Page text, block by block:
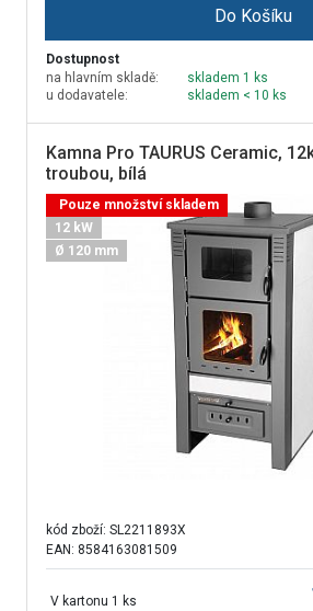
Do Košíku
Dostupnost
na hlavním skladě:
skladem 1 ks
u dodavatele:
skladem < 10 ks
Kamna Pro TAURUS Ceramic,
troubou, bílá
Pouze množství skladem
12 kW
Ø 120 mm
kód zboží: SL2211893X
EAN: 8584163081509
V kartonu 1 ks